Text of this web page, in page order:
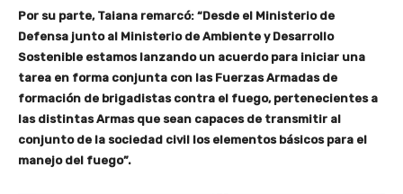
Por su parte, Taiana remarcó: “Desde el Ministerio de
Defensa junto al Ministerio de Ambiente y Desarrollo
Sostenible estamos lanzando un acuerdo para iniciar una
tarea en forma conjunta con las Fuerzas Armadas de
formación de brigadistas contra el fuego, pertenecientes a
las distintas Armas que sean capaces de transmitir al
conjunto de la sociedad civil los elementos básicos para el
manejo del fuego”.